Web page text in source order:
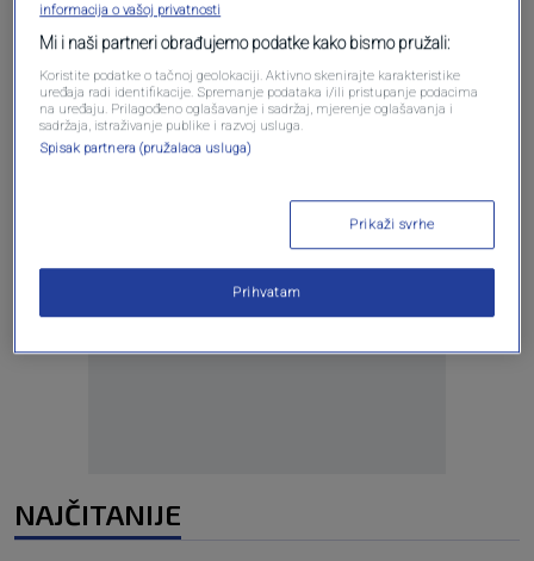
Oglas
NAJČITANIJE
informacija o vašoj privatnosti
Mi i naši partneri obrađujemo podatke kako bismo pružali:
Koristite podatke o tačnoj geolokaciji. Aktivno skenirajte karakteristike
uređaja radi identifikacije. Spremanje podataka i/ili pristupanje podacima
na uređaju. Prilagođeno oglašavanje i sadržaj, mjerenje oglašavanja i
sadržaja, istraživanje publike i razvoj usluga.
Spisak partnera (pružalaca usluga)
Prikaži svrhe
Prihvatam